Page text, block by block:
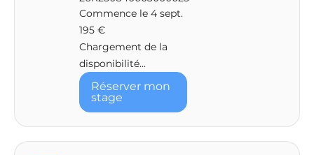
Commence le 4 sept.
195
euros
195 €
Chargement de la
disponibilité...
Réserver mon
stage